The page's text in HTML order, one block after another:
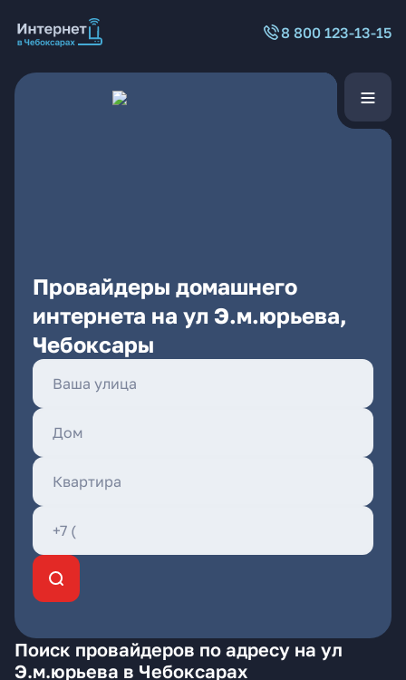
8 800 123-13-15
Провайдеры домашнего
интернета на ул Э.м.юрьева,
Чебоксары
Поиск провайдеров по адресу на ул
Э.м.юрьева в Чебоксарах